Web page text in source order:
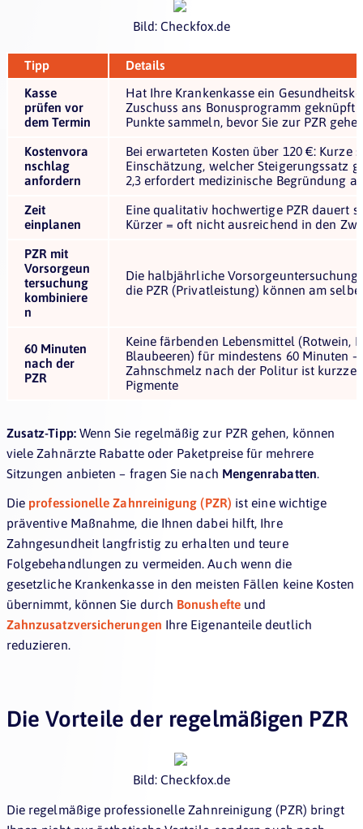
Bild: Checkfox.de
Tipp
Details
Kasse
prüfen vor
dem Termin
Hat Ihre Krankenkasse ein
Zuschuss ans Bonusprogramm geknüpft
Punkte sammeln, bevor Sie zur PZR
Kostenvora
nschlag
anfordern
Bei erwarteten Kosten über 120 €: Kurze
Einschätzung, welcher Steigerungssatz
2,3 erfordert medizinische Begründung
Zeit
einplanen
Eine qualitativ hochwertige PZR dauert
Kürzer = oft nicht ausreichend in den
PZR mit
Vorsorgeun
tersuchung
kombiniere
n
Die halbjährliche Vorsorgeuntersuchung
die PZR (Privatleistung) können am
60 Minuten
nach der
PZR
Keine färbenden Lebensmittel (Rotwein,
Blaubeeren) für mindestens 60 Minuten –
Zahnschmelz nach der Politur ist
Pigmente
Zusatz-Tipp: Wenn Sie regelmäßig zur PZR gehen, können
viele Zahnärzte Rabatte oder Paketpreise für mehrere
Sitzungen anbieten – fragen Sie nach Mengenrabatten.
Die professionelle Zahnreinigung (PZR) ist eine wichtige
präventive Maßnahme, die Ihnen dabei hilft, Ihre
Zahngesundheit langfristig zu erhalten und teure
Folgebehandlungen zu vermeiden. Auch wenn die
gesetzliche Krankenkasse in den meisten Fällen keine Kosten
übernimmt, können Sie durch Bonushefte und
Zahnzusatzversicherungen Ihre Eigenanteile deutlich
reduzieren.
Die Vorteile der regelmäßigen PZR
Bild: Checkfox.de
Die regelmäßige professionelle Zahnreinigung (PZR) bringt